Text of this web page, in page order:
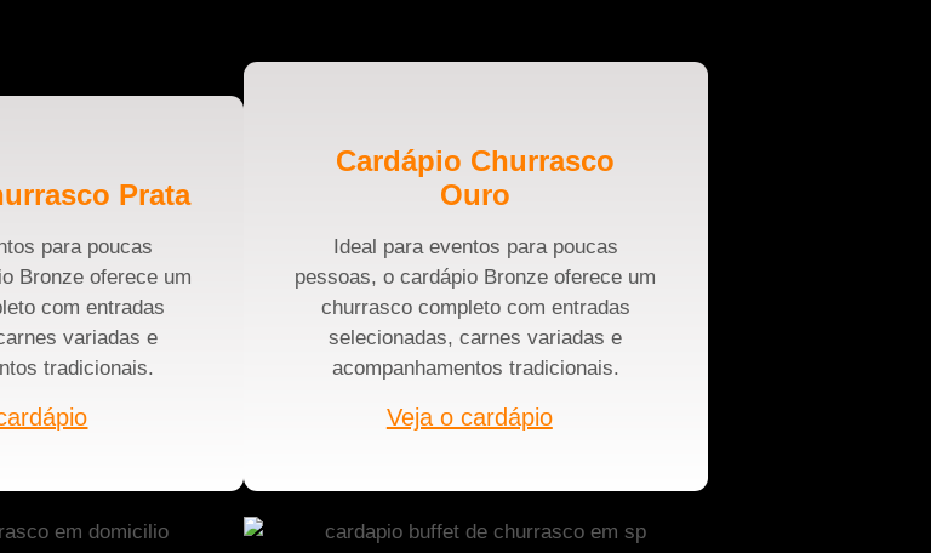
Prata
para poucas
Bronze oferece um
com entradas
variadas e
tradicionais.
Cardápio Churrasco
Ouro
Ideal para eventos para poucas
pessoas, o cardápio Bronze oferece um
churrasco completo com entradas
selecionadas, carnes variadas e
acompanhamentos tradicionais.
Veja o cardápio